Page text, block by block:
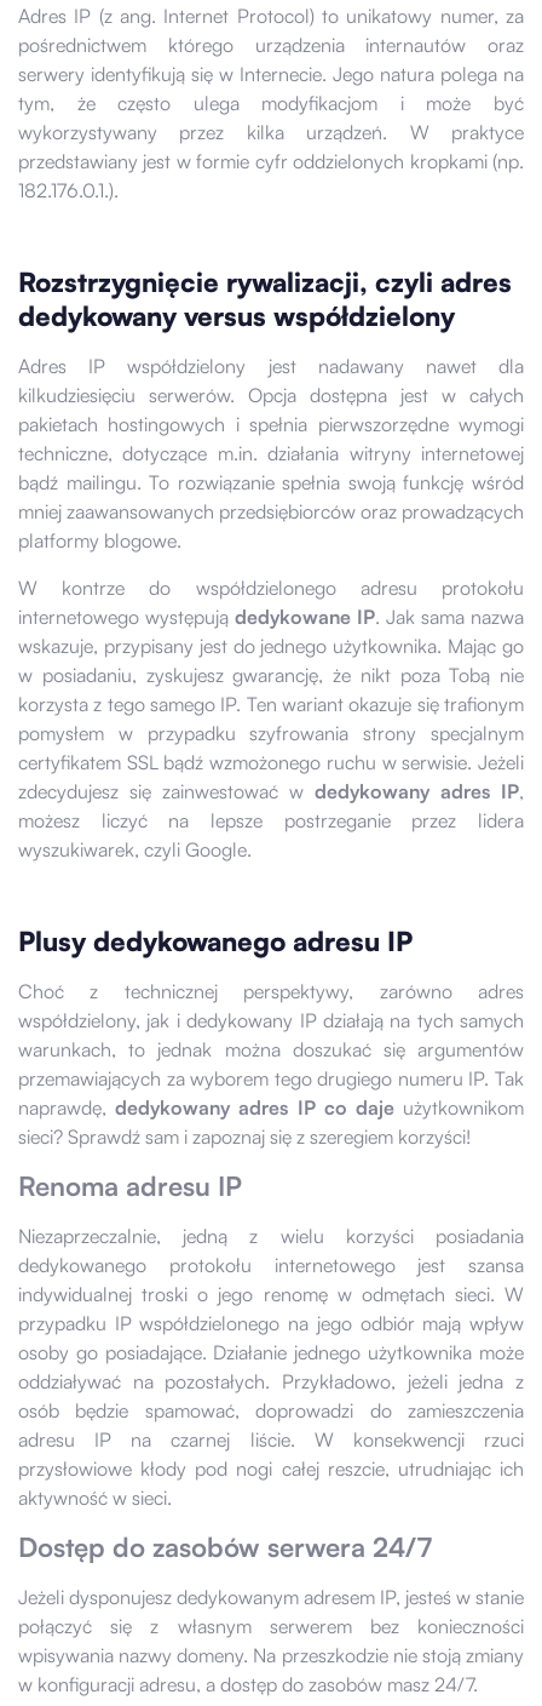
Adres IP (z ang. Internet Protocol) to unikatowy numer, za
pośrednictwem którego urządzenia internautów oraz
serwery identyfikują się w Internecie. Jego natura polega na
tym, że często ulega modyfikacjom i może być
wykorzystywany przez kilka urządzeń. W praktyce
przedstawiany jest w formie cyfr oddzielonych kropkami (np.
182.176.0.1.).
Rozstrzygnięcie rywalizacji, czyli adres
dedykowany versus współdzielony
Adres IP współdzielony jest nadawany nawet dla
kilkudziesięciu serwerów. Opcja dostępna jest w całych
pakietach hostingowych i spełnia pierwszorzędne wymogi
techniczne, dotyczące m.in. działania witryny internetowej
bądź mailingu. To rozwiązanie spełnia swoją funkcję wśród
mniej zaawansowanych przedsiębiorców oraz prowadzących
platformy blogowe.
W kontrze do współdzielonego adresu protokołu
internetowego występują dedykowane IP. Jak sama nazwa
wskazuje, przypisany jest do jednego użytkownika. Mając go
w posiadaniu, zyskujesz gwarancję, że nikt poza Tobą nie
korzysta z tego samego IP. Ten wariant okazuje się trafionym
pomysłem w przypadku szyfrowania strony specjalnym
certyfikatem SSL bądź wzmożonego ruchu w serwisie. Jeżeli
zdecydujesz się zainwestować w dedykowany adres IP,
możesz liczyć na lepsze postrzeganie przez lidera
wyszukiwarek, czyli Google.
Plusy dedykowanego adresu IP
Choć z technicznej perspektywy, zarówno adres
współdzielony, jak i dedykowany IP działają na tych samych
warunkach, to jednak można doszukać się argumentów
przemawiających za wyborem tego drugiego numeru IP. Tak
naprawdę,dedykowany adres IP co dajeużytkownikom
sieci? Sprawdź sam i zapoznaj się z szeregiem korzyści!
Renoma adresu IP
Niezaprzeczalnie, jedną z wielu korzyści posiadania
dedykowanego protokołu internetowego jest szansa
indywidualnej troski o jego renomę w odmętach sieci. W
przypadku IP współdzielonego na jego odbiór mają wpływ
osoby go posiadające. Działanie jednego użytkownika może
oddziaływać na pozostałych. Przykładowo, jeżeli jedna z
osób będzie spamować, doprowadzi do zamieszczenia
adresu IP na czarnej liście. W konsekwencji rzuci
przysłowiowe kłody pod nogi całej reszcie, utrudniając ich
aktywność w sieci.
Dostęp do zasobów serwera 24/7
Jeżeli dysponujesz dedykowanym adresem IP, jesteś w stanie
połączyć się z własnym serwerem bez konieczności
wpisywania nazwy domeny. Na przeszkodzie nie stoją zmiany
w konfiguracji adresu, a dostęp do zasobów masz 24/7.